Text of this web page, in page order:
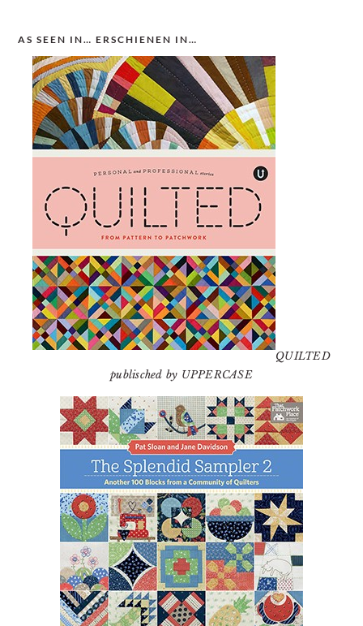
AS SEEN IN… ERSCHIENEN IN…
QUILTED
publisched by UPPERCASE